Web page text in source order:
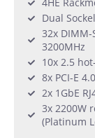
Dual
32x DIMM-
3200MHz
10x 2.5
8x PCI-E
2x 1GbE
3x 2200W
(Platinum